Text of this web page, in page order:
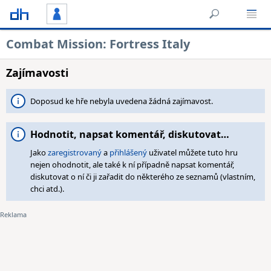
Combat Mission: Fortress Italy
Zajímavosti
Doposud ke hře nebyla uvedena žádná zajímavost.
Hodnotit, napsat komentář, diskutovat…
Jakozaregistrovanýa přihlášený uživatel můžete tuto hru
nejen ohodnotit, ale také k ní případně napsat komentář,
diskutovat o ní či ji zařadit do některého ze seznamů (vlastním,
chci atd.).